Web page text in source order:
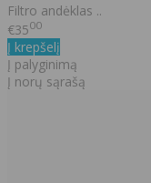
Filtro andėklas ..
€3500
Į krepšelį
Į palyginimą
Į norų sąrašą